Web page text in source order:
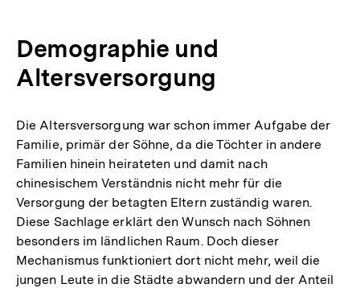
Demographie und
Altersversorgung
Die Altersversorgung war schon immer Aufgabe der
Familie, primär der Söhne, da die Töchter in andere
Familien hinein heirateten und damit nach
chinesischem Verständnis nicht mehr für die
Versorgung der betagten Eltern zuständig waren.
Diese Sachlage erklärt den Wunsch nach Söhnen
besonders im ländlichen Raum. Doch dieser
Mechanismus funktioniert dort nicht mehr, weil die
jungen Leute in die Städte abwandern und der Anteil